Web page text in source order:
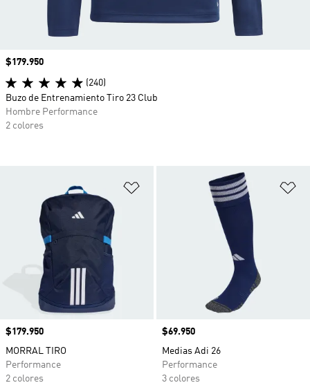
Añadir a la lista de deseos
Precio
$179.950
MORRAL TIRO
Performance
2 colores
Precio
$69.950
Medias Adi 26
Performance
3 colores
Precio
$179.950
(240)
Buzo de Entrenamiento Tiro 23 Club
Hombre Performance
2 colores